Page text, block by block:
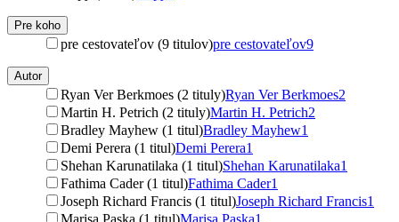
Pre koho
pre cestovateľov (9 titulov)pre cestovateľov9
Autor
Ryan Ver Berkmoes (2 tituly)Ryan Ver Berkmoes2
Martin H. Petrich (2 tituly)Martin H. Petrich2
Bradley Mayhew (1 titul)Bradley Mayhew1
Demi Perera (1 titul)Demi Perera1
Shehan Karunatilaka (1 titul)Shehan Karunatilaka1
Fathima Cader (1 titul)Fathima Cader1
Joseph Richard Francis (1 titul)Joseph Richard Francis1
Marisa Paska (1 titul)Marisa Paska1